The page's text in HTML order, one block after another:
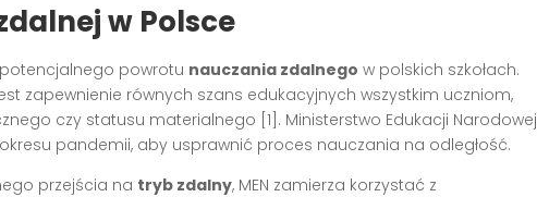
w Polsce
powrotu nauczania zdalnego w polskich szkołach.
zapewnienie równych szans edukacyjnych wszystkim uczniom,
czy statusu materialnego [1]. Ministerstwo Edukacji Narodowej
pandemii, aby usprawnić proces nauczania na odległość.
przejścia na tryb zdalny, MEN zamierza korzystać z